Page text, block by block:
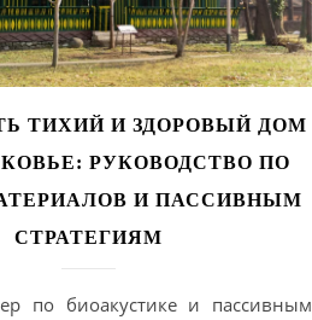
ТИХИЙ И ЗДОРОВЫЙ ДОМ
РУКОВОДСТВО ПО
И ПАССИВНЫМ
СТРАТЕГИЯМ
биоакустике и пассивным